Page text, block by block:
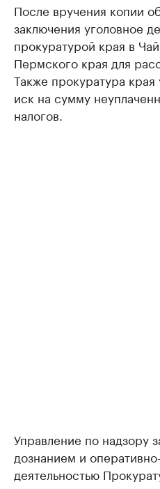
После вручения копии
заключения уголовное
прокуратурой края в
Пермского края для
Также прокуратура
иск на сумму
налогов.
Управление по надзору
дознанием и
деятельностью